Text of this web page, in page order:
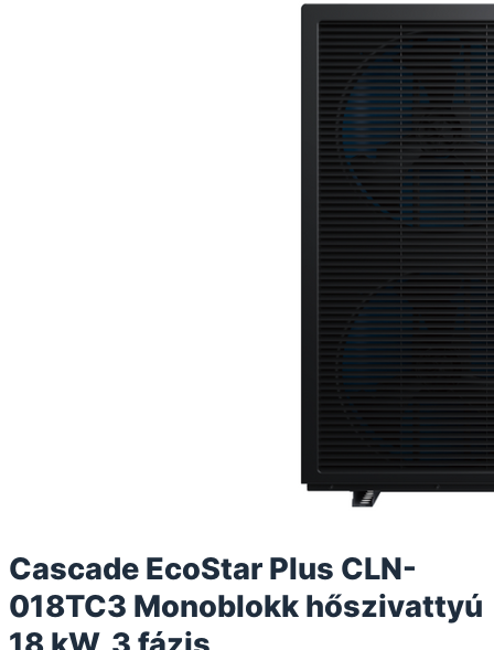
Cascade EcoStar Plus CLN-
018TC3 Monoblokk hőszivattyú